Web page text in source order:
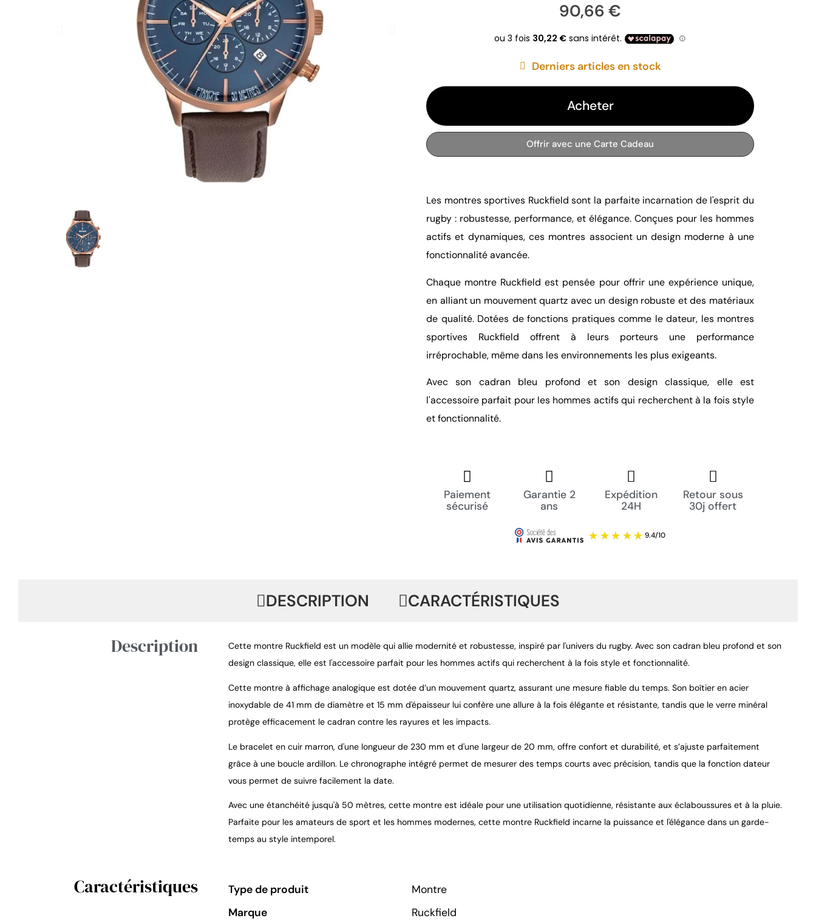
90,66 €
Derniers articles en stock
Acheter
Offrir avec une Carte Cadeau
Les montres sportives Ruckfield sont la parfaite incarnation de l'esprit du
rugby : robustesse, performance, et élégance. Conçues pour les hommes
actifs et dynamiques, ces montres associent un design moderne à une
fonctionnalité avancée.
Chaque montre Ruckfield est pensée pour offrir une expérience unique,
en alliant un mouvement quartz avec un design robuste et des matériaux
de qualité. Dotées de fonctions pratiques comme le dateur, les montres
sportives Ruckfield offrent à leurs porteurs une performance
irréprochable, même dans les environnements les plus exigeants.
Avec son cadran bleu profond et son design classique, elle est
l'accessoire parfait pour les hommes actifs qui recherchent à la fois style
et fonctionnalité.
Paiement
sécurisé
Garantie 2
ans
Expédition
24H
Retour sous
30j offert
DESCRIPTION CARACTÉRISTIQUES
Description
Cette montre Ruckfield est un modèle qui allie modernité et robustesse, inspiré par l'univers du rugby. Avec son cadran bleu profond et son
design classique, elle est l'accessoire parfait pour les hommes actifs qui recherchent à la fois style et fonctionnalité.
Cette montre à affichage analogique est dotée d’un mouvement quartz, assurant une mesure fiable du temps. Son boîtier en acier
inoxydable de 41 mm de diamètre et 15 mm d'épaisseur lui confère une allure à la fois élégante et résistante, tandis que le verre minéral
protège efficacement le cadran contre les rayures et les impacts.
Le bracelet en cuir marron, d'une longueur de 230 mm et d'une largeur de 20 mm, offre confort et durabilité, et s’ajuste parfaitement
grâce à une boucle ardillon. Le chronographe intégré permet de mesurer des temps courts avec précision, tandis que la fonction dateur
vous permet de suivre facilement la date.
Avec une étanchéité jusqu'à 50 mètres, cette montre est idéale pour une utilisation quotidienne, résistante aux éclaboussures et à la pluie.
Parfaite pour les amateurs de sport et les hommes modernes, cette montre Ruckfield incarne la puissance et l'élégance dans un garde-
temps au style intemporel.
Caractéristiques Type de produit
Montre
Marque
Ruckfield